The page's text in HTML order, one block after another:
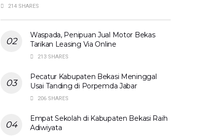
214 SHARES
Waspada, Penipuan Jual Motor Bekas
Tarikan Leasing Via Online
213 SHARES
Pecatur Kabupaten Bekasi Meninggal
Usai Tanding di Porpemda Jabar
206 SHARES
Empat Sekolah di Kabupaten Bekasi Raih
Adiwiyata